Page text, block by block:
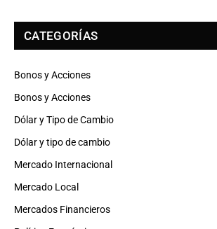
CATEGORÍAS
Bonos y Acciones
Bonos y Acciones
Dólar y Tipo de Cambio
Dólar y tipo de cambio
Mercado Internacional
Mercado Local
Mercados Financieros